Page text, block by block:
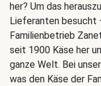
her? Um das
Lieferanten besucht
Familienbetrieb
seit 1900 Käse her
ganze Welt. Bei
was den Käse der